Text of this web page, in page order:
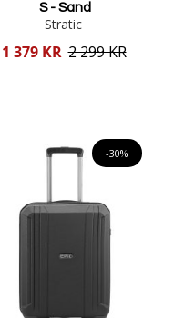
S - Sand
Stratic
1 379 KR 2 299 KR
-30%